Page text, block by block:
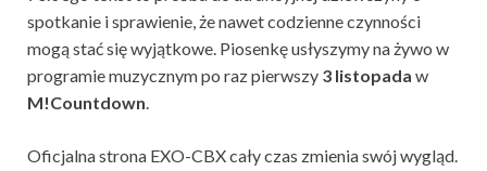
spotkanie i sprawienie, że nawet codzienne czynności
mogą stać się wyjątkowe. Piosenkę usłyszymy na żywo w
programie muzycznym po raz pierwszy 3 listopada w
M!Countdown.
Oficjalna strona EXO-CBX cały czas zmienia swój wygląd.